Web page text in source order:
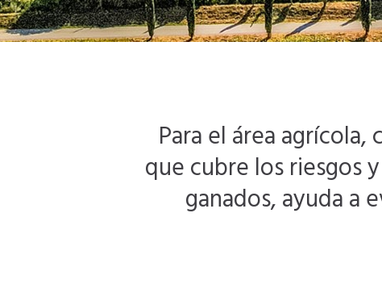
Para el área
que cubre los riesgos
ganados, ayuda a